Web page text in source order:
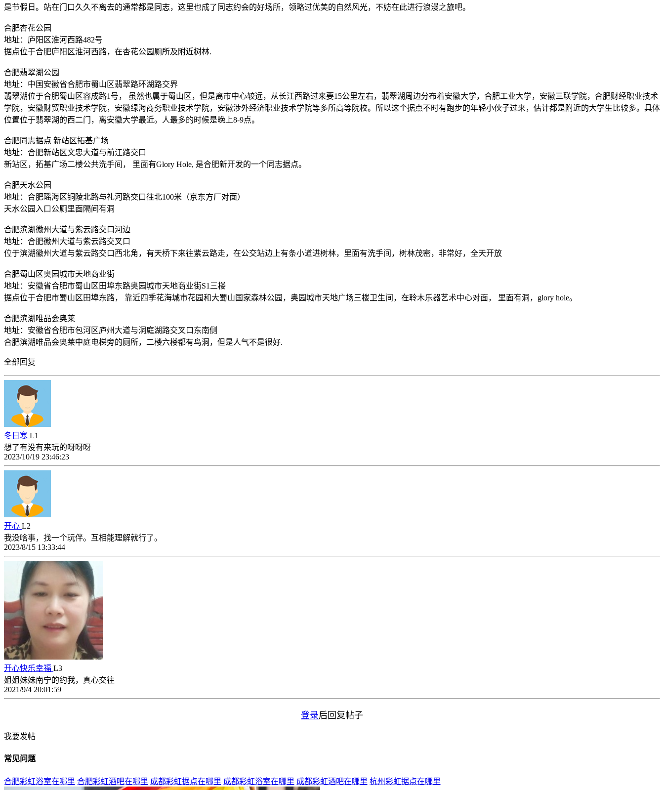
是节假日。站在门口久久不离去的通常都是同志，这里也成了同志约会的好场所，领略过优美的自然风光，不妨在此进行浪漫之旅吧。
合肥杏花公园
地址：庐阳区淮河西路482号
据点位于合肥庐阳区淮河西路，在杏花公园厕所及附近树林.
合肥翡翠湖公园
地址：中国安徽省合肥市蜀山区翡翠路环湖路交界
翡翠湖位于合肥蜀山区容成路1号， 虽然也属于蜀山区，但是离市中心较远，从长江西路过来要15公里左右，翡翠湖周边分布着安徽大学，合肥工业大学，安徽三联学院，合肥财经职业技术
学院，安徽财贸职业技术学院，安徽绿海商务职业技术学院，安徽涉外经济职业技术学院等多所高等院校。所以这个据点不时有跑步的年轻小伙子过来，估计都是附近的大学生比较多。具体
位置位于翡翠湖的西二门，离安徽大学最近。人最多的时候是晚上8-9点。
合肥同志据点 新站区拓基广场
地址：合肥新站区文忠大道与前江路交口
新站区，拓基广场二楼公共洗手间， 里面有Glory Hole, 是合肥新开发的一个同志据点。
合肥天水公园
地址：合肥瑶海区铜陵北路与礼河路交口往北100米（京东方厂对面）
天水公园入口公厕里面隔间有洞
合肥滨湖徽州大道与紫云路交口河边
地址：合肥徽州大道与紫云路交叉口
位于滨湖徽州大道与紫云路交口西北角，有天桥下来往紫云路走，在公交站边上有条小道进树林，里面有洗手间，树林茂密，非常好，全天开放
合肥蜀山区奥园城市天地商业街
地址：安徽省合肥市蜀山区田埠东路奥园城市天地商业街S1三楼
据点位于合肥市蜀山区田埠东路， 靠近四季花海城市花园和大蜀山国家森林公园，奥园城市天地广场三楼卫生间，在聆木乐器艺术中心对面， 里面有洞，glory hole。
合肥滨湖唯品会奥莱
地址：安徽省合肥市包河区庐州大道与洞庭湖路交叉口东南侧
合肥滨湖唯品会奥莱中庭电梯旁的厕所，二楼六楼都有鸟洞，但是人气不是很好.
全部回复
冬日寒 L1
想了有没有来玩的呀呀呀
2023/10/19 23:46:23
开心 L2
我没啥事，找一个玩伴。互相能理解就行了。
2023/8/15 13:33:44
开心快乐幸福 L3
姐姐妹妹南宁的约我，真心交往
2021/9/4 20:01:59
登录后回复帖子
我要发帖
常见问题
合肥彩虹浴室在哪里 合肥彩虹酒吧在哪里 成都彩虹据点在哪里 成都彩虹浴室在哪里 成都彩虹酒吧在哪里 杭州彩虹据点在哪里